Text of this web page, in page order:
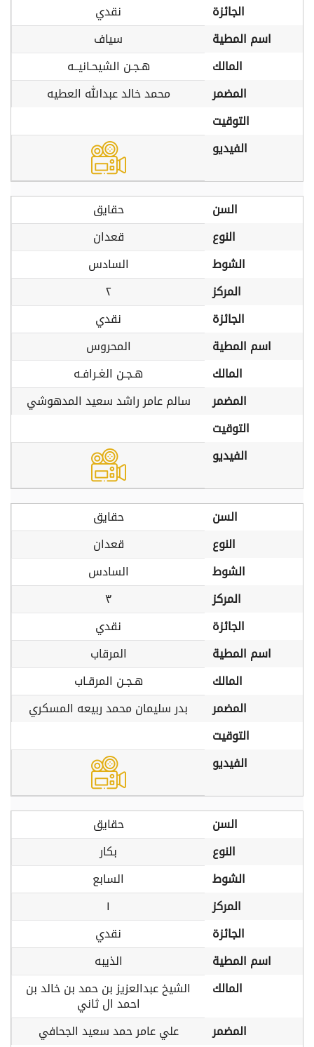
الجائزة
نقدي
اسم المطية
سياف
المالك
هـجـن الشيحـانيــه
المضمر
محمد خالد عبدالله العطيه
التوقيت
الفيديو
السن
حقايق
النوع
قعدان
الشوط
السادس
المركز
٢
الجائزة
نقدي
اسم المطية
المحروس
المالك
هـجـن الغـرافـه
المضمر
سالم عامر راشد سعيد المدهوشي
التوقيت
الفيديو
السن
حقايق
النوع
قعدان
الشوط
السادس
المركز
٣
الجائزة
نقدي
اسم المطية
المرقاب
المالك
هـجـن المرقـاب
المضمر
بدر سليمان محمد ربيعه المسكري
التوقيت
الفيديو
السن
حقايق
النوع
بكار
الشوط
السابع
المركز
١
الجائزة
نقدي
اسم المطية
الذيبه
المالك
الشيخ عبدالعزيز بن حمد بن خالد بن
احمد ال ثاني
المضمر
علي عامر حمد سعيد الجحافي